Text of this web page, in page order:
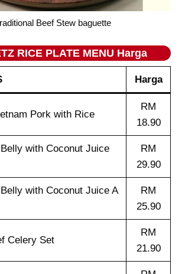
Beef Stew baguette
RICE PLATE MENU Harga
Harga
Pork with Rice
RM
18.90
with Coconut Juice
RM
29.90
with Coconut Juice A
RM
25.90
Celery Set
RM
21.90